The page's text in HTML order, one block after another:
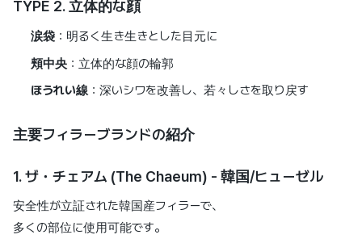
TYPE 2. 立体的な顔
涙袋 ：明るく生き生きとした目元に
頬中央 ：立体的な顔の輪郭
ほうれい線 ：深いシワを改善し、若々しさを取り戻す
主要フィラーブランドの紹介
1. ザ・チェアム (The Chaeum) - 韓国/ヒューゼル
安全性が立証された韓国産フィラーで、
多くの部位に使用可能です。